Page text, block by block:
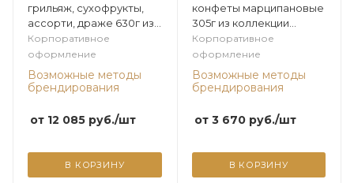
грильяж, сухофрукты,
ассорти, драже 630г из
коллекции Мужская
коллекция
Корпоративное
оформление
Возможные методы
брендирования
от 12 085 руб./шт
В КОРЗИНУ
конфеты марципановые
305г из коллекции
Мужская коллекция
Корпоративное
оформление
Возможные методы
брендирования
от 3 670руб./шт
В КОРЗИНУ